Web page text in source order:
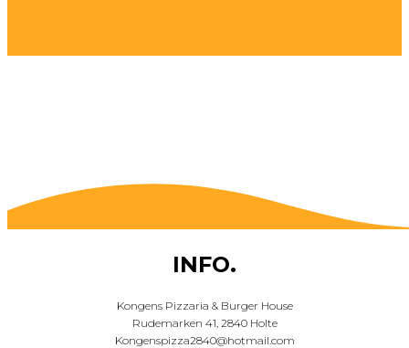
INFO.
Kongens Pizzaria & Burger House
Rudemarken 41, 2840 Holte
Kongenspizza2840@hotmail.com